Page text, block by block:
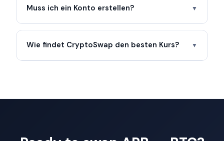
Muss ich ein Konto erstellen? ▼
Wie findet CryptoSwap den besten Kurs? ▼